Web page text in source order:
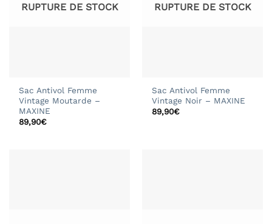
RUPTURE DE STOCK
Sac Antivol Femme
Vintage Moutarde –
MAXINE
89,90€
RUPTURE DE STOCK
Sac Antivol Femme
Vintage Noir – MAXINE
89,90€